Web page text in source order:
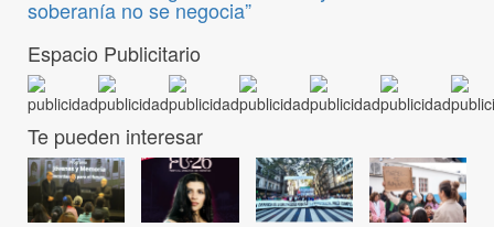
soberanía no se negocia”
Espacio Publicitario
Te pueden interesar